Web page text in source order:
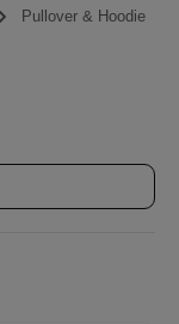
Pullover & Hoodie